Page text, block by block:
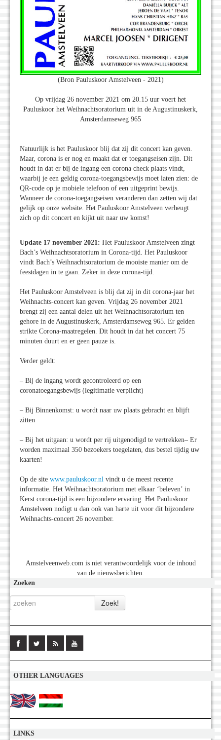
(Bron Pauluskoor Amstelveen - 2021)
Op vrijdag 26 november 2021 om 20.15 uur voert het
Pauluskoor het Weihnachtsoratorium uit in de Augustinuskerk,
Amsterdamseweg 965
Natuurlijk is het Pauluskoor blij dat zij dit concert kan geven.
Maar, corona is er nog en maakt dat er toegangseisen zijn. Dit
houdt in dat er bij de ingang een corona check plaats vindt,
waarbij je een geldig corona-toegangsbewijs moet laten zien: de
QR-code op je mobiele telefoon of een uitgeprint bewijs.
Wanneer de corona-toegangseisen veranderen dan zetten wij dat
gelijk op onze website. Het Pauluskoor Amstelveen verheugt
zich op dit concert en kijkt uit naar uw komst!
Update 17 november 2021: Het Pauluskoor Amstelveen zingt
Bach’s Weihnachtsoratorium in Corona-tijd. Het Pauluskoor
vindt Bach’s Weihnachtsoratorium de mooiste manier om de
feestdagen in te gaan. Zeker in deze corona-tijd.
Het Pauluskoor Amstelveen is blij dat zij in dit corona-jaar het
Weihnachts-concert kan geven. Vrijdag 26 november 2021
brengt zij een aantal delen uit het Weihnachtsoratorium ten
gehore in de Augustinuskerk, Amsterdamseweg 965. Er gelden
strikte Corona-maatregelen. Dit houdt in dat het concert 75
minuten duurt en er geen pauze is.
Verder geldt:
– Bij de ingang wordt gecontroleerd op een
coronatoegangsbewijs (legitimatie verplicht)
– Bij Binnenkomst: u wordt naar uw plaats gebracht en blijft
zitten
– Bij het uitgaan: u wordt per rij uitgenodigd te vertrekken– Er
worden maximaal 350 bezoekers toegelaten, dus bestel tijdig uw
kaarten!
Op de site www.pauluskoor.nl vindt u de meest recente
informatie. Het Weihnachtsoratorium met elkaar ‘beleven’ in
Kerst corona-tijd is een bijzondere ervaring. Het Pauluskoor
Amstelveen nodigt u dan ook van harte uit voor dit bijzondere
Weihnachts-concert 26 november.
Amstelveenweb.com is niet verantwoordelijk voor de inhoud
van de nieuwsberichten.
Zoeken
OTHER LANGUAGES
LINKS